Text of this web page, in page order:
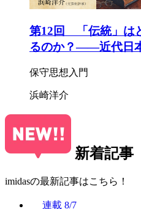
第12回 「伝統」は
るのか？——近代日
保守思想入門
浜崎洋介
新着記事
imidasの最新記事はこちら！
連載 8/7